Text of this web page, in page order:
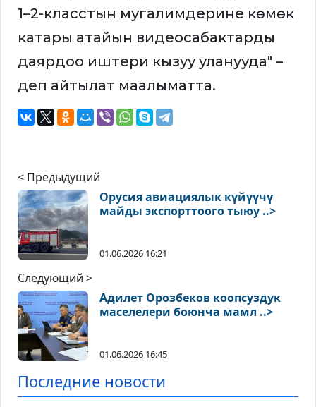
1–2-класстын мугалимдерине көмөк
катары атайын видеосабактарды
даярдоо иштери кызуу уланууда" –
деп айтылат маалыматта.
< Предыдущий
Орусия авиациялык күйүүчү
майды экспорттоого тыюу ..>
01.06.2026 16:21
Следующий >
Адилет Орозбеков коопсуздук
маселелери боюнча мамл ..>
01.06.2026 16:45
Последние новости